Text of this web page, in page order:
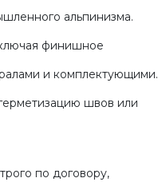
альпинизма.
финишное
и комплектующими.
швов или
по договору,